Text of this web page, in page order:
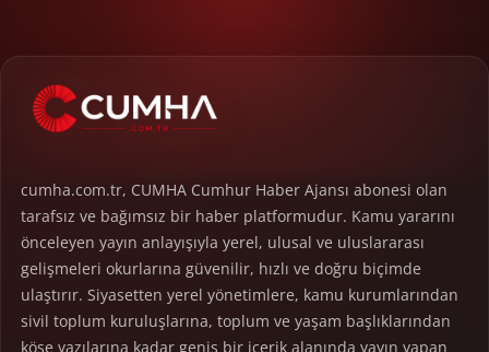
cumha.com.tr, CUMHA Cumhur Haber Ajansı abonesi olan
tarafsız ve bağımsız bir haber platformudur. Kamu yararını
önceleyen yayın anlayışıyla yerel, ulusal ve uluslararası
gelişmeleri okurlarına güvenilir, hızlı ve doğru biçimde
ulaştırır. Siyasetten yerel yönetimlere, kamu kurumlarından
sivil toplum kuruluşlarına, toplum ve yaşam başlıklarından
köşe yazılarına kadar geniş bir içerik alanında yayın yapan